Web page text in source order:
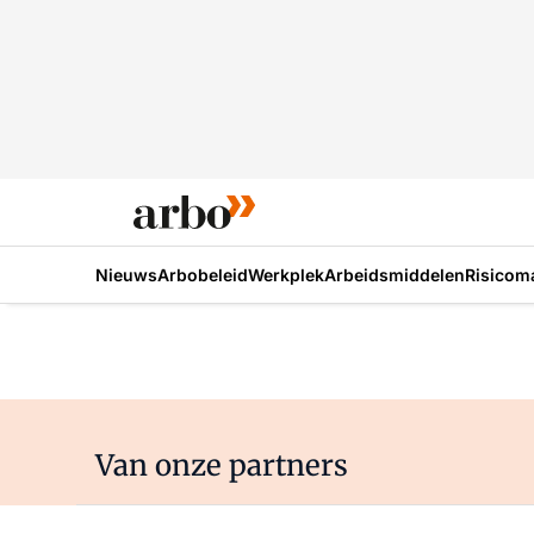
NieuwsArbobeleidWerkplekArbeidsmiddelen
Van onze partners